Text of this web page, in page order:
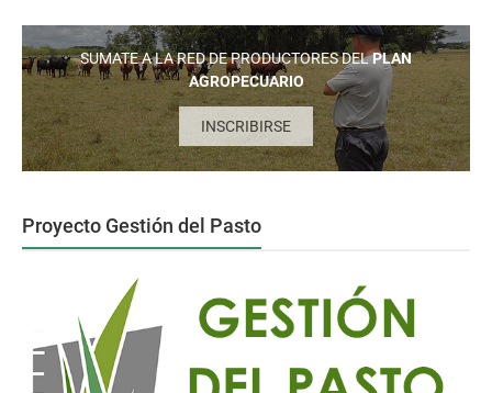
SUMATE A LA RED DE PRODUCTORES DELPLAN
AGROPECUARIO
INSCRIBIRSE
Proyecto Gestión del Pasto